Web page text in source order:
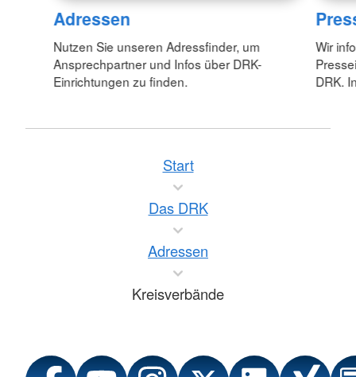
Adressen
Nutzen Sie unseren Adressfinder, um
Ansprechpartner und Infos über DRK-
Einrichtungen zu finden.
Wir
DRK.
Start
Das DRK
Adressen
Kreisverbände